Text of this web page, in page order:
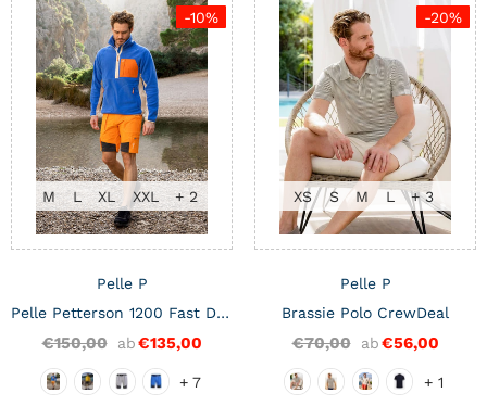
-10%
M L XL XXL + 2
Pelle P
Pelle Petterson 1200 Fast Dry Herren Segelshorts
€150,00 ab€135,00
+ 7
-20%
XS S M L + 3
Pelle P
Brassie Polo CrewDeal
€70,00 ab€56,00
+ 1